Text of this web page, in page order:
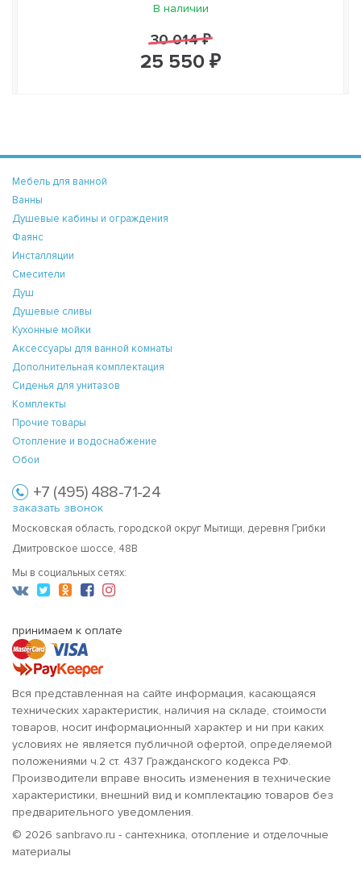
В наличии
30 014 ₽
25 550 ₽
Мебель для ванной
Ванны
Душевые кабины и ограждения
Фаянс
Инсталляции
Смесители
Душ
Душевые сливы
Кухонные мойки
Аксессуары для ванной комнаты
Дополнительная комплектация
Сиденья для унитазов
Комплекты
Прочие товары
Отопление и водоснабжение
Обои
+7 (495) 488-71-24
заказать звонок
Московская область, городской округ Мытищи, деревня Грибки
Дмитровское шоссе, 48В
Мы в социальных сетях:
принимаем к оплате
Вся представленная на сайте информация, касающаяся
технических характеристик, наличия на складе, стоимости
товаров, носит информационный характер и ни при каких
условиях не является публичной офертой, определяемой
положениями ч.2 ст. 437 Гражданского кодекса РФ.
Производители вправе вносить изменения в технические
характеристики, внешний вид и комплектацию товаров без
предварительного уведомления.
© 2026 sanbravo.ru - сантехника, отопление и отделочные
материалы